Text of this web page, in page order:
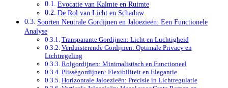
Evocatie van Kalmte en Ruimte
De Rol van Licht en Schaduw
Soorten Neutrale Gordijnen en Jaloezieën: Een Functionele
Analyse
Transparante Gordijnen: Licht en Luchtigheid
Verduisterende Gordijnen: Optimale Privacy en
Lichtregeling
Rolgordijnen: Minimalistisch en Functioneel
Plisségordijnen: Flexibiliteit en Elegantie
Horizontale Jaloezieën: Precisie in Lichtregulatie